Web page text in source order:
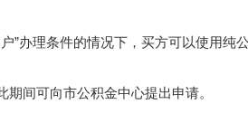
理条件的情况下，买方可以使用纯
间可向市公积金中心提出申请。